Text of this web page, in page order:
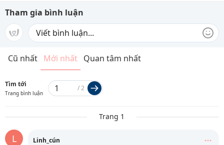
Tham gia bình luận
Cũ nhất Mới nhất Quan tâm nhất
Tìm tới
Trang bình luận
/2
Trang 1
L Linh_cún